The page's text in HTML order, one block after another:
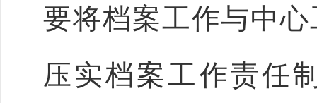
要将档案工作与中
压实档案工作责任